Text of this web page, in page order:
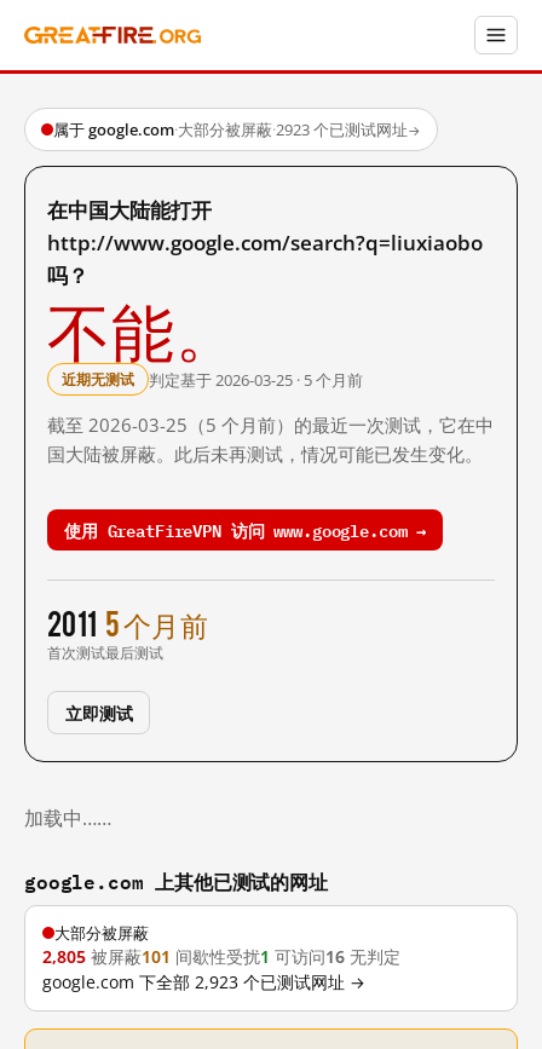
属于 google.com·大部分被屏蔽·2923 个已测试网址→
在中国大陆能打开
http://www.google.com/search?q=liuxiaobo
吗？
不能。
近期无测试 判定基于 2026-03-25 · 5 个月前
截至 2026-03-25（5 个月前）的最近一次测试，它在中
国大陆被屏蔽。此后未再测试，情况可能已发生变化。
使用 GreatFireVPN 访问 www.google.com →
2011
首次测试
5 个月前
最后测试
立即测试
加载中……
google.com 上其他已测试的网址
大部分被屏蔽
2,805 被屏蔽101 间歇性受扰1 可访问16 无判定
google.com 下全部 2,923 个已测试网址 →